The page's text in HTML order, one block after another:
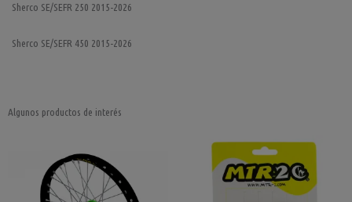
Sherco SE/SEFR 250 2015-2026
Sherco SE/SEFR 450 2015-2026
Algunos productos de interés
producto
tiene
múltiples
Pastilla
de
freno
delantera